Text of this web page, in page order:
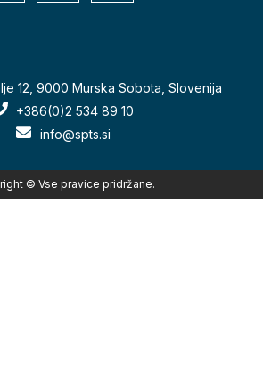
12, 9000 Murska Sobota, Slovenija
+386(0)2 534 89 10
info@spts.si
© Vse pravice pridržane.